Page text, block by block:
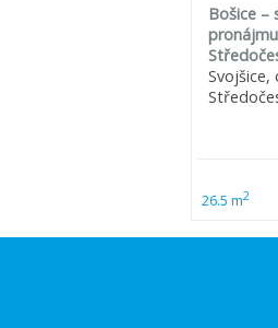
Bošice –
Svojšice,
26.5 m2